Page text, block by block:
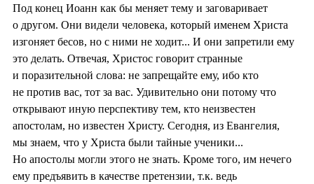
Под конец Иоанн как бы меняет тему и заговаривает
о другом. Они видели человека, который именем Христа
изгоняет бесов, но с ними не ходит... И они запретили ему
это делать. Отвечая, Христос говорит странные
и поразительной слова: не запрещайте ему, ибо кто
не против вас, тот за вас. Удивительно они потому что
открывают иную перспективу тем, кто неизвестен
апостолам, но известен Христу. Сегодня, из Евангелия,
мы знаем, что у Христа были тайные ученики...
Но апостолы могли этого не знать. Кроме того, им нечего
ему предъявить в качестве претензии, т.к. ведь